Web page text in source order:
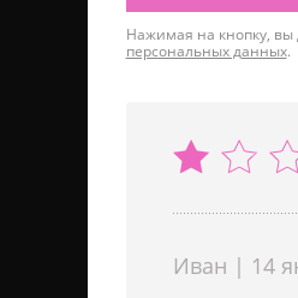
Нажимая на кнопку, вы
персональных данных.
Иван | 14